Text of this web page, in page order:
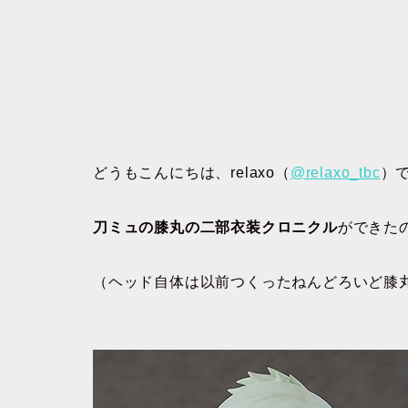
どうもこんにちは、relaxo（ @relaxo_tbc）
刀ミュの膝丸の二部衣装クロニクルができた
（ヘッド自体は以前つくったねんどろいど